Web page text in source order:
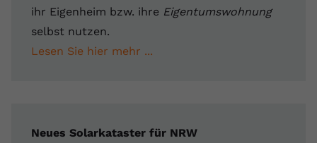
ihr Eigenheim bzw. ihre Eigentumswohnung
selbst nutzen.
Lesen Sie hier mehr ...
Neues Solarkataster für NRW